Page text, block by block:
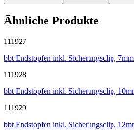
Ähnliche Produkte
111927
bbt Endstopfen inkl. Sicherungsclip, 7mm
111928
bbt Endstopfen inkl. Sicherungsclip,
111929
bbt Endstopfen inkl. Sicherungsclip,